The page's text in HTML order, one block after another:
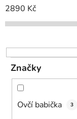
í
p
o
d
u
2890 Kč
Značky
Ovčí babička 3